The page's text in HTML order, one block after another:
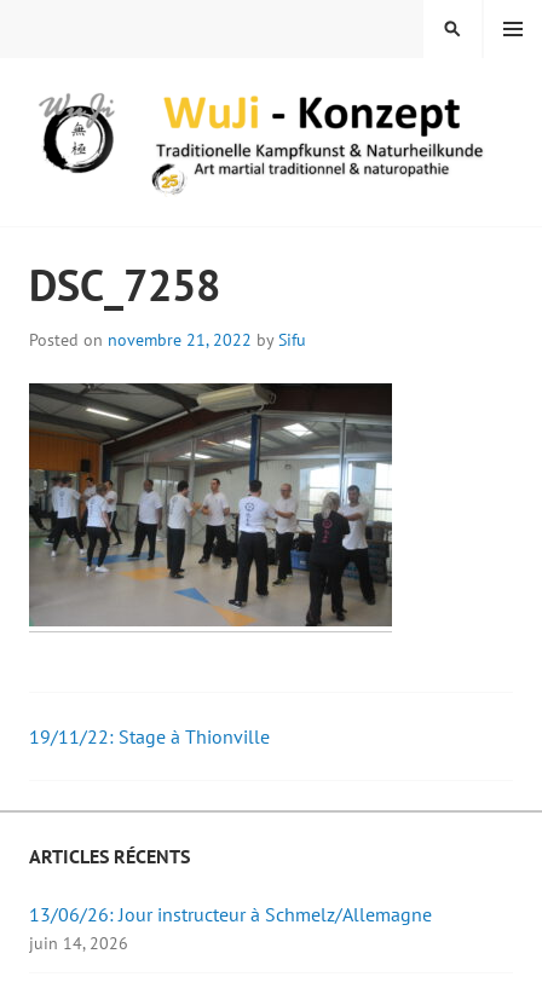
MENU
SEARCH
DSC_7258
Posted on novembre 21, 2022 bySifu
Post
navigation
19/11/22: Stage à Thionville
ARTICLES RÉCENTS
13/06/26: Jour instructeur à Schmelz/Allemagne
juin 14, 2026